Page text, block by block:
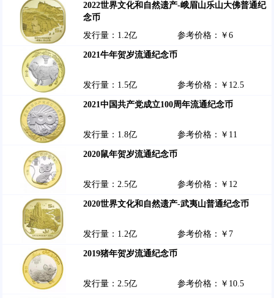
2022世界文化和自然遗产-峨眉山乐山大佛普通纪
念币
发行量：1.2亿
参考价格：￥6
2021牛年贺岁流通纪念币
发行量：1.5亿 参考价格：￥12.5
2021中国共产党成立100周年流通纪念币
发行量：1.8亿 参考价格：￥11
2020鼠年贺岁流通纪念币
发行量：2.5亿 参考价格：￥12
2020世界文化和自然遗产-武夷山普通纪念币
发行量：1.2亿 参考价格：￥7
2019猪年贺岁流通纪念币
发行量：2.5亿 参考价格：￥10.5